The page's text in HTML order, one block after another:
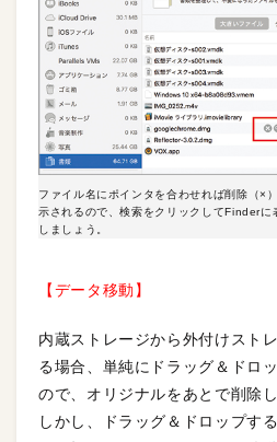
ファイル名にポインタを合わせれば削除（×
示されるので、検索をクリックしてFinderに
しましょう。
【データ移動】
内蔵ストレージから外付けスト
る場合、単純にドラッグ＆ドロ
ので、オリジナルをあとで削除
しかし、ドラッグ＆ドロップす